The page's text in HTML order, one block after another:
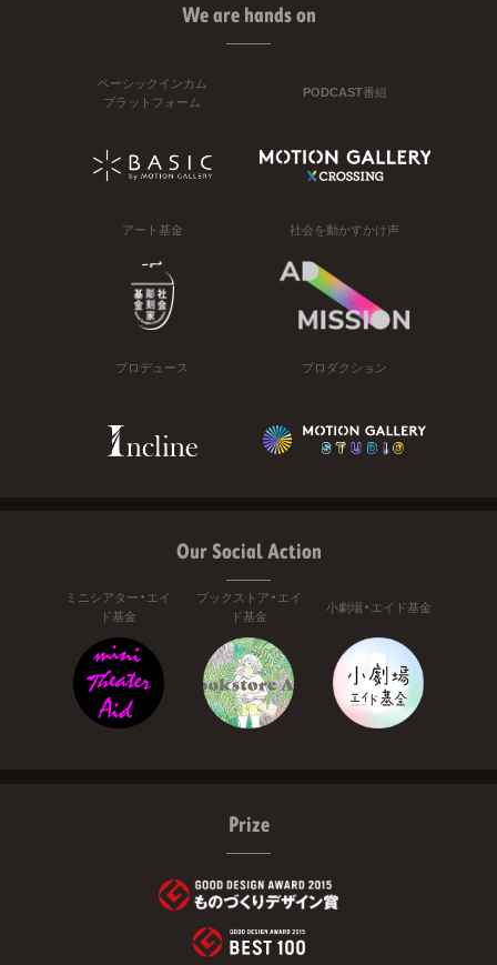
We are hands on
ベーシックインカム
プラットフォーム
PODCAST番組
アート基金 社会を動かすかけ声
プロデュース プロダクション
Our Social Action
ミニシアター・エイ
ド基金
ブックストア・エイ
ド基金
小劇場・エイド基金
Prize